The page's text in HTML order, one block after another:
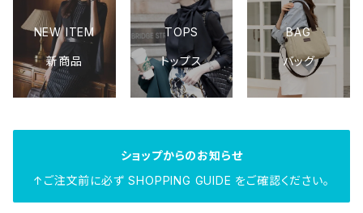
NEW ITEM
新商品
TOPS
トップス
BAG
バッグ
ショップからのお知らせ
↑ご注文前に必ず SHOPPING GUIDE をご確認ください。